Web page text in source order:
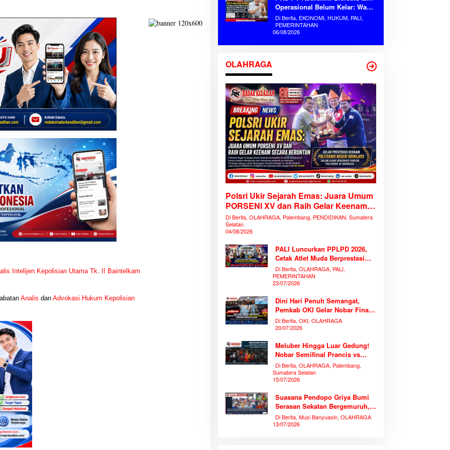
Intelijen Kepolisian Utama Tk.
II Baintelkam
Analis dan Advokasi Hukum Kepolisian
Operasional Belum Kelar: Wakil
Ketua II DPRD PALI Tegaskan
Kegiatan Dilarang Berjalan
Sebelum Lengkapi Perizinan
Di Berita, EKONOMI, HUKUM, PALI,
PEMERINTAHAN
06/08/2026
OLAHRAGA
Polsri Ukir Sejarah Emas: Juara Umum
PORSENI XV dan Raih Gelar Keenam
Secara Beruntun
Di Berita, OLAHRAGA, Palembang, PENDIDIKAN, Sumatera
Selatan
04/08/2026
PALI Luncurkan PPLPD 2026,
Cetak Atlet Muda Berprestasi
Tanpa Mengorbankan
Pendidikan
Di Berita, OLAHRAGA, PALI,
PEMERINTAHAN
23/07/2026
Dini Hari Penuh Semangat,
Pemkab OKI Gelar Nobar Final
Piala Dunia 2026 Bersama
Ribuan Warga
Di Berita, OKI, OLAHRAGA
20/07/2026
Meluber Hingga Luar Gedung!
Nobar Semifinal Prancis vs
Spanyol di TVRI Sumsel
Memecahkan Rekor Antusiasme
Di Berita, OLAHRAGA, Palembang,
Sumatera Selatan
15/07/2026
Suasana Pendopo Griya Bumi
Serasan Sekatan Bergemuruh,
Bupati Muba Bersama Ribuan
Warga Nobar Laga Bersejarah
Di Berita, Musi Banyuasin, OLAHRAGA
13/07/2026